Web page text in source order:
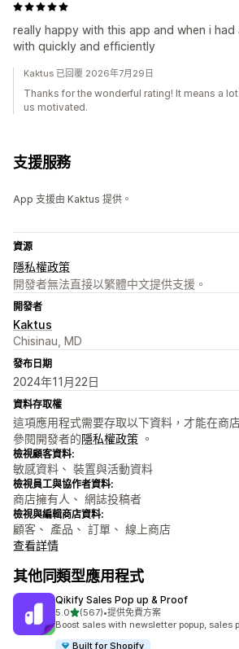
really happy with this app and when i
with quickly and efficiently
Kaktus 已回覆 2026年7月29日
Thanks for the wonderful rating! It means a
us motivated.
支援服務
App 支援由 Kaktus 提供。
資源
隱私權政策
開發者無法直接以繁體中文提供支援。
開發者
Kaktus
Chisinau, MD
發布日期
2024年11月22日
資料存取權
這項應用程式需要存取以下資料，才能在商
參閱開發者的隱私權政策 。
檢視顧客資料:
敏感資料、 裝置與活動資料
檢視員工與協作者資料:
商店擁有人、 網誌投稿者
檢視與編輯商店資料:
顧客、 產品、 訂單、 線上商店
查看詳情
其他同類型應用程式
Qikify Sales Pop up & Proof
5.0滿分 5 顆星
(567)
共有 567 則評價
•提供免費方案
Boost sales with newsletter popup, sales
Built for Shopify